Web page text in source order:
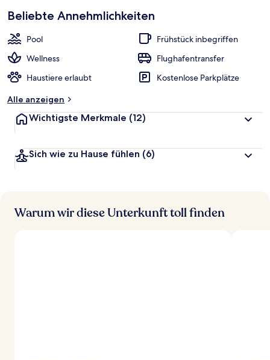
beliebt
b
e
Beliebte Annehmlichkeiten
Pool
Frühstück inbegriffen
Wellness
Flughafentransfer
Haustiere erlaubt
Kostenlose Parkplätze
Alle anzeigen
Wichtigste Merkmale (12)
Sich wie zu Hause fühlen (6)
Warum wir diese Unterkunft toll finden